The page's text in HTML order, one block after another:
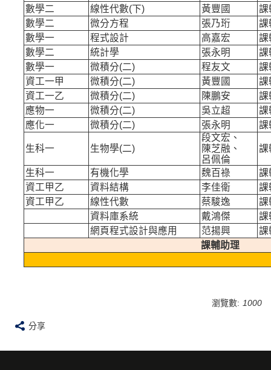
數學二
線性代數(下) 黃豐國
課
數學二
微分方程 張乃珩
課
數學一
程式設計 高嘉宏
課
數學二
統計學 張永明
課
數學一
微積分(二) 程友文
課
資工一甲
微積分(二) 黃豐國
課
資工一乙
微積分(二) 陳鵬安
課
應物一
微積分(二) 吳立超
課
應化一
微積分(二) 張永明 課
生科一 生物學(二)
段文宏、
陳芝融、
呂佩倫
課
生科一 有機化學 魏百祿
課
資工甲乙
資料結構 李佳衛
課
資工甲乙
線性代數 蔡駿逸
課
資料庫系統
戴鴻傑
課
網頁程式設計與應用
范揚興
課
課輔助理
瀏覽數: 1000
分享